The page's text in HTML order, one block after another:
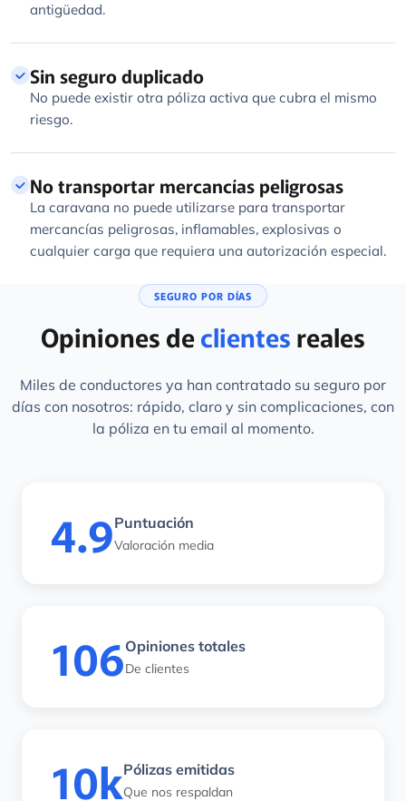
antigüedad.
Sin seguro duplicado
No puede existir otra póliza activa que cubra el mismo
riesgo.
No transportar mercancías peligrosas
La caravana no puede utilizarse para transportar
mercancías peligrosas, inflamables, explosivas o
cualquier carga que requiera una autorización especial.
SEGURO POR DÍAS
Opiniones declientes reales
Miles de conductores ya han contratado su seguro por
días con nosotros: rápido, claro y sin complicaciones, con
la póliza en tu email al momento.
4.9Puntuación
Valoración media
106Opiniones totales
De clientes
10kPólizas emitidas
Que nos respaldan